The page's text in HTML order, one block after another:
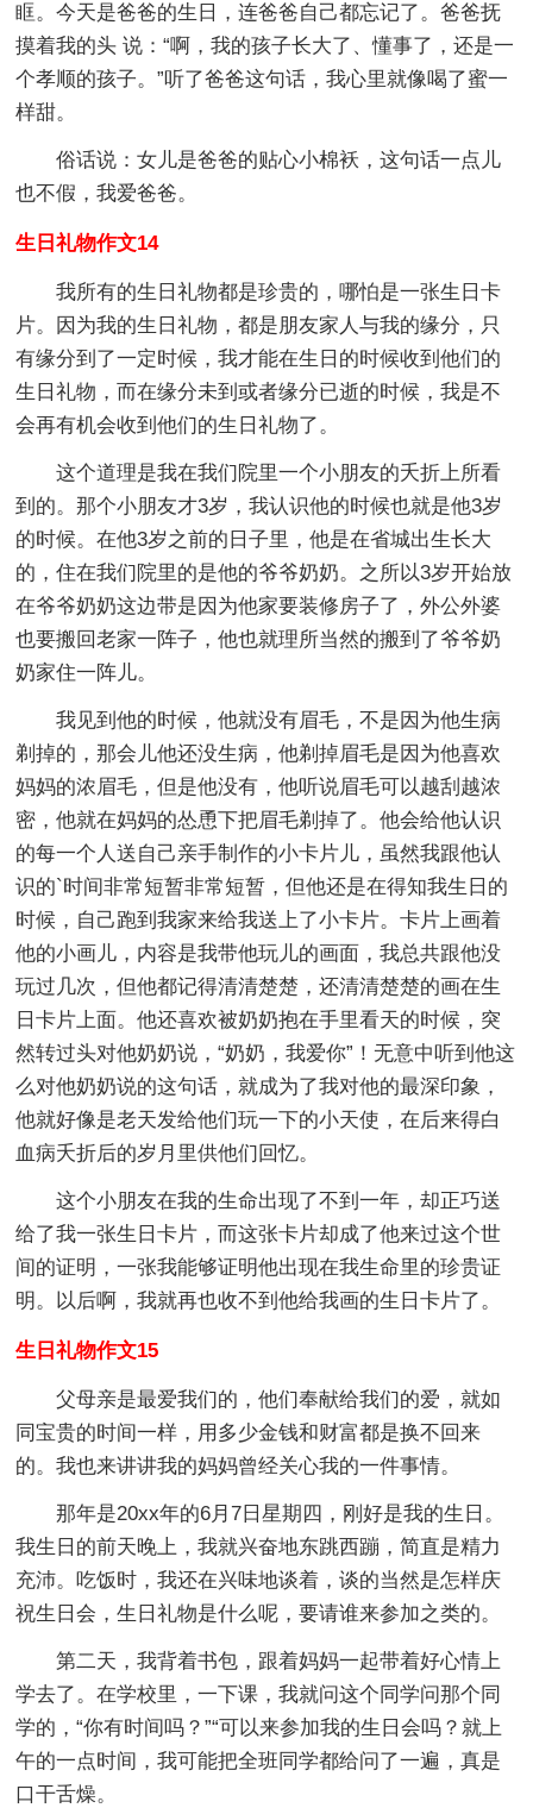
眶。今天是爸爸的生日，连爸爸自己都忘记了。爸爸抚
摸着我的头 说：“啊，我的孩子长大了、懂事了，还是一
个孝顺的孩子。”听了爸爸这句话，我心里就像喝了蜜一
样甜。
俗话说：女儿是爸爸的贴心小棉袄，这句话一点儿
也不假，我爱爸爸。
生日礼物作文14
我所有的生日礼物都是珍贵的，哪怕是一张生日卡
片。因为我的生日礼物，都是朋友家人与我的缘分，只
有缘分到了一定时候，我才能在生日的时候收到他们的
生日礼物，而在缘分未到或者缘分已逝的时候，我是不
会再有机会收到他们的生日礼物了。
这个道理是我在我们院里一个小朋友的夭折上所看
到的。那个小朋友才3岁，我认识他的时候也就是他3岁
的时候。在他3岁之前的日子里，他是在省城出生长大
的，住在我们院里的是他的爷爷奶奶。之所以3岁开始放
在爷爷奶奶这边带是因为他家要装修房子了，外公外婆
也要搬回老家一阵子，他也就理所当然的搬到了爷爷奶
奶家住一阵儿。
我见到他的时候，他就没有眉毛，不是因为他生病
剃掉的，那会儿他还没生病，他剃掉眉毛是因为他喜欢
妈妈的浓眉毛，但是他没有，他听说眉毛可以越刮越浓
密，他就在妈妈的怂恿下把眉毛剃掉了。他会给他认识
的每一个人送自己亲手制作的小卡片儿，虽然我跟他认
识的`时间非常短暂非常短暂，但他还是在得知我生日的
时候，自己跑到我家来给我送上了小卡片。卡片上画着
他的小画儿，内容是我带他玩儿的画面，我总共跟他没
玩过几次，但他都记得清清楚楚，还清清楚楚的画在生
日卡片上面。他还喜欢被奶奶抱在手里看天的时候，突
然转过头对他奶奶说，“奶奶，我爱你”！无意中听到他这
么对他奶奶说的这句话，就成为了我对他的最深印象，
他就好像是老天发给他们玩一下的小天使，在后来得白
血病夭折后的岁月里供他们回忆。
这个小朋友在我的生命出现了不到一年，却正巧送
给了我一张生日卡片，而这张卡片却成了他来过这个世
间的证明，一张我能够证明他出现在我生命里的珍贵证
明。以后啊，我就再也收不到他给我画的生日卡片了。
生日礼物作文15
父母亲是最爱我们的，他们奉献给我们的爱，就如
同宝贵的时间一样，用多少金钱和财富都是换不回来
的。我也来讲讲我的妈妈曾经关心我的一件事情。
那年是20xx年的6月7日星期四，刚好是我的生日。
我生日的前天晚上，我就兴奋地东跳西蹦，简直是精力
充沛。吃饭时，我还在兴味地谈着，谈的当然是怎样庆
祝生日会，生日礼物是什么呢，要请谁来参加之类的。
第二天，我背着书包，跟着妈妈一起带着好心情上
学去了。在学校里，一下课，我就问这个同学问那个同
学的，“你有时间吗？”“可以来参加我的生日会吗？就上
午的一点时间，我可能把全班同学都给问了一遍，真是
口干舌燥。